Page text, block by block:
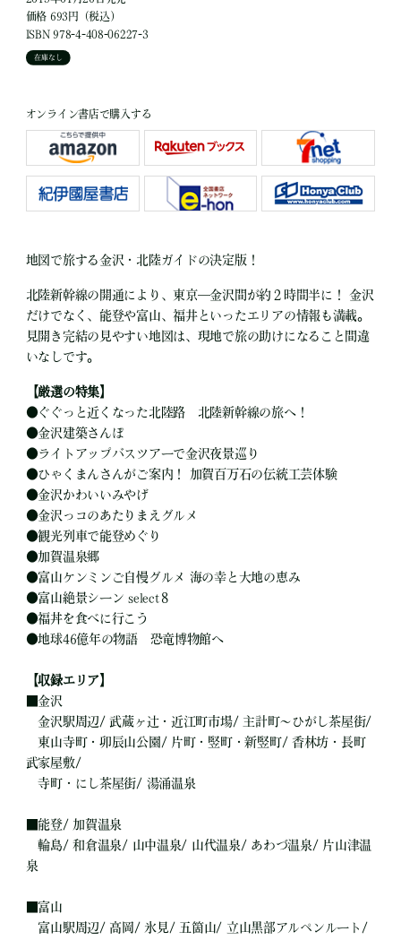
価格 693円（税込）
ISBN 978-4-408-06227-3
在庫なし
オンライン書店で購入する
地図で旅する金沢・北陸ガイドの決定版！
北陸新幹線の開通により、東京―金沢間が約２時間半に！ 金沢
だけでなく、能登や富山、福井といったエリアの情報も満載。
見開き完結の見やすい地図は、現地で旅の助けになること間違
いなしです。
【厳選の特集】
●ぐぐっと近くなった北陸路 北陸新幹線の旅へ！
●金沢建築さんぽ
●ライトアップバスツアーで金沢夜景巡り
●ひゃくまんさんがご案内！ 加賀百万石の伝統工芸体験
●金沢かわいいみやげ
●金沢っコのあたりまえグルメ
●観光列車で能登めぐり
●加賀温泉郷
●富山ケンミンご自慢グルメ 海の幸と大地の恵み
●富山絶景シーン select８
●福丼を食べに行こう
●地球46億年の物語 恐竜博物館へ
【収録エリア】
■金沢
金沢駅周辺/ 武蔵ヶ辻・近江町市場/ 主計町～ひがし茶屋街/
東山寺町・卯辰山公園/ 片町・竪町・新竪町/ 香林坊・長町
武家屋敷/
寺町・にし茶屋街/ 湯涌温泉
■能登/ 加賀温泉
輪島/ 和倉温泉/ 山中温泉/ 山代温泉/ あわづ温泉/ 片山津温
泉
■富山
富山駅周辺/ 高岡/ 氷見/ 五箇山/ 立山黒部アルペンルート/